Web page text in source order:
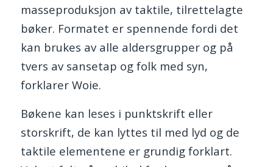
masseproduksjon av taktile, tilrettelagte
bøker. Formatet er spennende fordi det
kan brukes av alle aldersgrupper og på
tvers av sansetap og folk med syn,
forklarer Woie.
Bøkene kan leses i punktskrift eller
storskrift, de kan lyttes til med lyd og de
taktile elementene er grundig forklart.